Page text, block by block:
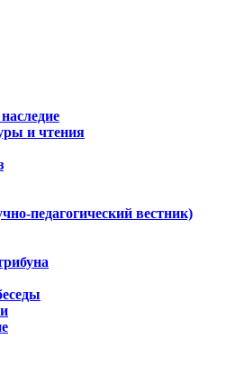
и чтения
педагогический вестник)